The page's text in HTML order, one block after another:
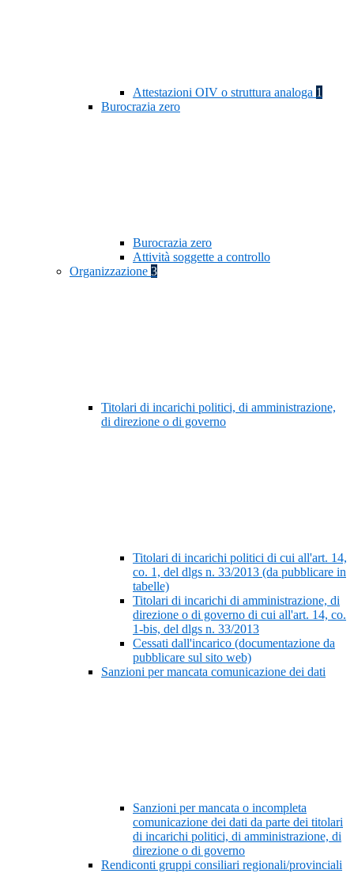
Attestazioni OIV o struttura analoga 1
Burocrazia zero
Burocrazia zero
Attività soggette a controllo
Organizzazione 3
Titolari di incarichi politici, di amministrazione,
di direzione o di governo
Titolari di incarichi politici di cui all'art. 14,
co. 1, del dlgs n. 33/2013 (da pubblicare in
tabelle)
Titolari di incarichi di amministrazione, di
direzione o di governo di cui all'art. 14, co.
1-bis, del dlgs n. 33/2013
Cessati dall'incarico (documentazione da
pubblicare sul sito web)
Sanzioni per mancata comunicazione dei dati
Sanzioni per mancata o incompleta
comunicazione dei dati da parte dei titolari
di incarichi politici, di amministrazione, di
direzione o di governo
Rendiconti gruppi consiliari regionali/provinciali